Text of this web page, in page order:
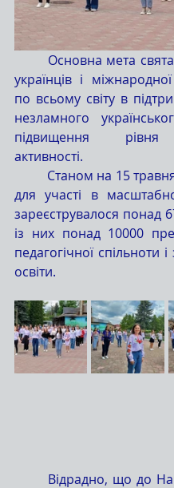
українців і
по всьому світу в
незламного
підвищення рівня
активності.
для участі в
зареєструвалося понад
із них понад 10000
педагогічної спільноти
освіти.